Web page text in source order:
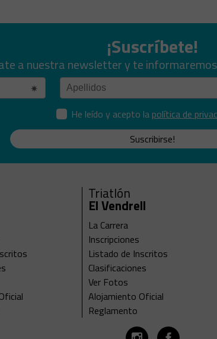
¡Suscríbete!
a nuestra newsletter y te
He leído y acepto la política de
Suscribirse!
Triatlón
El Vendrell
La Carrera
Inscripciones
Listado de Inscritos
Clasificaciones
Ver Fotos
Alojamiento Oficial
Reglamento